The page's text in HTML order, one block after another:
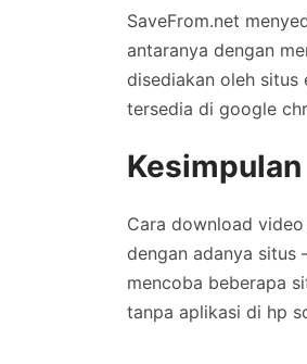
SaveFrom.net
antaranya dengan
disediakan oleh situs
tersedia di google
Kesimpulan
Cara download
dengan adanya
mencoba beberapa
tanpa aplikasi di hp